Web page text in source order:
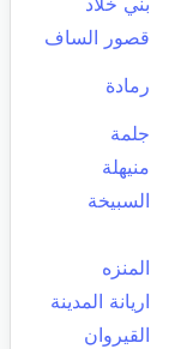
قصور الساف
رمادة
جلمة
منيهلة
السبيخة
المنزه
اريانة المدينة
القيروان